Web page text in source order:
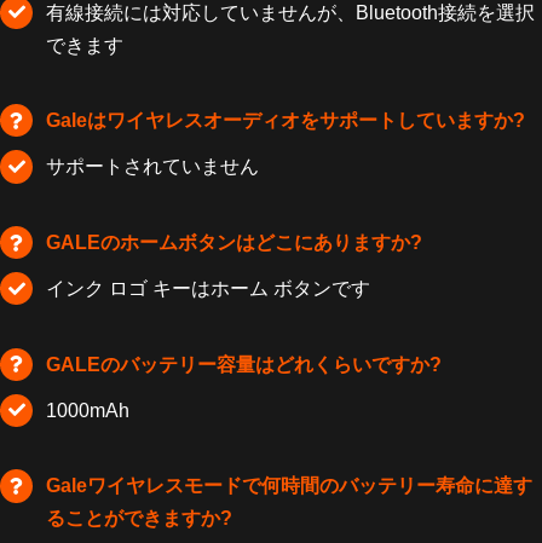
有線接続には対応していませんが、Bluetooth接続を選択
できます
Galeはワイヤレスオーディオをサポートしていますか?
サポートされていません
GALEのホームボタンはどこにありますか?
インク ロゴ キーはホーム ボタンです
GALEのバッテリー容量はどれくらいですか?
1000mAh
Galeワイヤレスモードで何時間のバッテリー寿命に達す
ることができますか?